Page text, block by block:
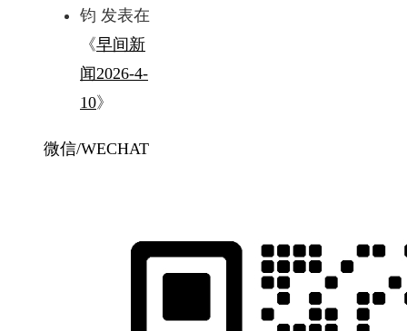
钧 发表在
《早间新
闻2026-4-
10》
微信/WECHAT